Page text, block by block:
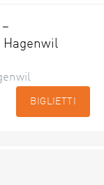
Hagenwil
BIGLIETTI